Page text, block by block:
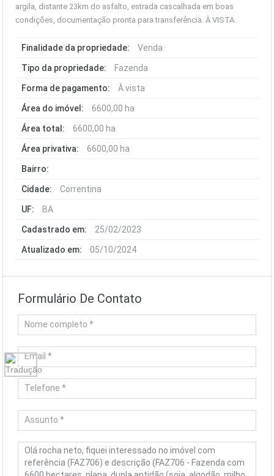
argila, distante 23km do asfalto, estrada cascalhada em boas
condições, documentação pronta para transferência. À VISTA.
Finalidade da propriedade: Venda
Tipo da propriedade: Fazenda
Forma de pagamento: À vista
Área do imóvel: 6600,00 ha
Área total: 6600,00 ha
Área privativa: 6600,00 ha
Bairro:
Cidade: Correntina
UF: BA
Cadastrado em: 25/02/2023
Atualizado em: 05/10/2024
Formulário De Contato